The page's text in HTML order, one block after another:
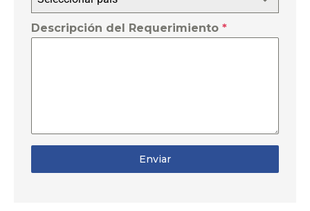
Descripción del Requerimiento *
Enviar